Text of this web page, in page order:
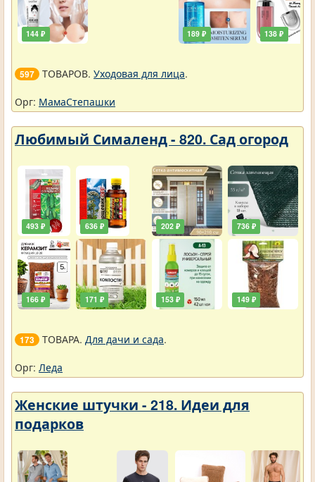
144 ₽ 189 ₽ 138 ₽
597 ТОВАРОВ. Уходовая для лица.
Орг: МамаСтепашки
Любимый Сималенд - 820. Сад огород
493 ₽
166 ₽
636 ₽
171 ₽
202 ₽
153 ₽
736 ₽
149 ₽
173 ТОВАРА. Для дачи и сада.
Орг: Леда
Женские штучки - 218. Идеи для
подарков